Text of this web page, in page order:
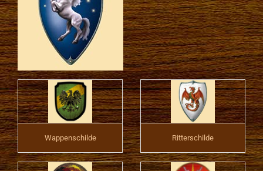
Wappenschilde Ritterschilde